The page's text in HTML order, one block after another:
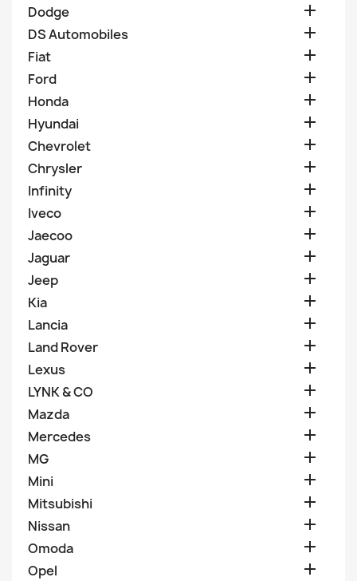
Dodge 
DS Automobiles 
Fiat 
Ford 
Honda 
Hyundai 
Chevrolet 
Chrysler 
Infinity 
Iveco 
Jaecoo 
Jaguar 
Jeep 
Kia 
Lancia 
Land Rover 
Lexus 
LYNK & CO 
Mazda 
Mercedes 
MG 
Mini 
Mitsubishi 
Nissan 
Omoda 
Opel 